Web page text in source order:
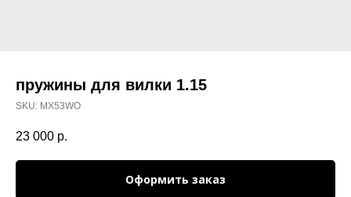
пружины для вилки 1.15
SKU: MX53WO
23 000 р.
Оформить заказ